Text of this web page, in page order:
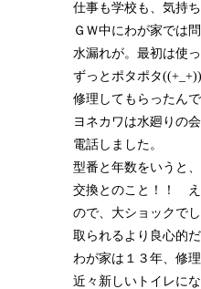
仕事も学校も、気持
ＧＷ中にわが家では
水漏れが。最初は使
ずっとポタポタ
修理してもらったんで
ヨネカワは水廻りの
電話しました。
型番と年数をいうと
交換とのこと！！
ので、大ショックで
取られるより良心的
わが家は１３年、修
近々新しいトイレにな